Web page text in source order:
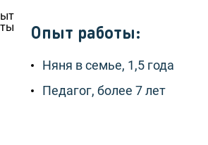
Опыт работы:
Няня в семье, 1,5 года
Педагог, более 7 лет